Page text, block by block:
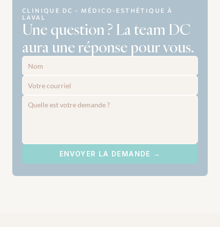
CLINIQUE DC - MÉDICO-ESTHÉTIQUE À
LAVAL
Une question ? La team DC
aura une réponse pour vous.
ENVOYER LA DEMANDE →